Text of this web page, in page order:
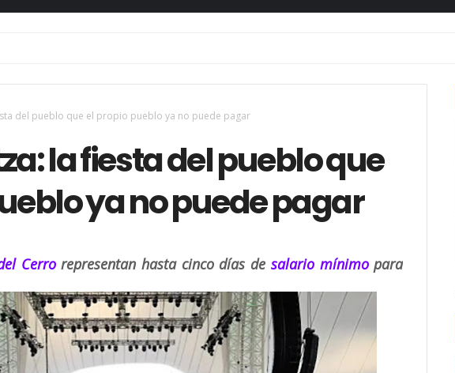
del pueblo que el propio pueblo ya no puede pagar
la fiesta del pueblo que
ya no puede pagar
Cerrorepresentan hasta cinco días de salario mínimopara